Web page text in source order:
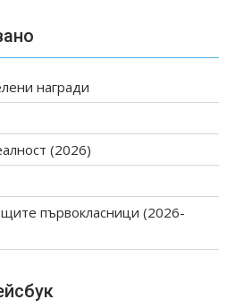
награди
(2026)
първокласници (2026-